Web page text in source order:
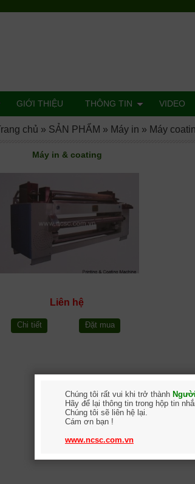
Máy in & coating
Liên hệ
Chi tiết Đặt mua
chủ » SẢN PHẨM » Máy in » Máy
GIỚI THIỆU THÔNG TIN VIDEO
Chúng tôi rất vui khi trở thành
Hãy để lại thông tin trong hộp tin
Chúng tôi sẽ liên hệ lại.
Cám ơn bạn !
www.ncsc.com.vn